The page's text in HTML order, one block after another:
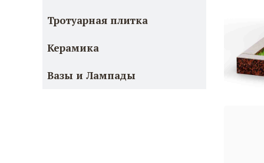
Тротуарная плитка
Керамика
Вазы и Лампады